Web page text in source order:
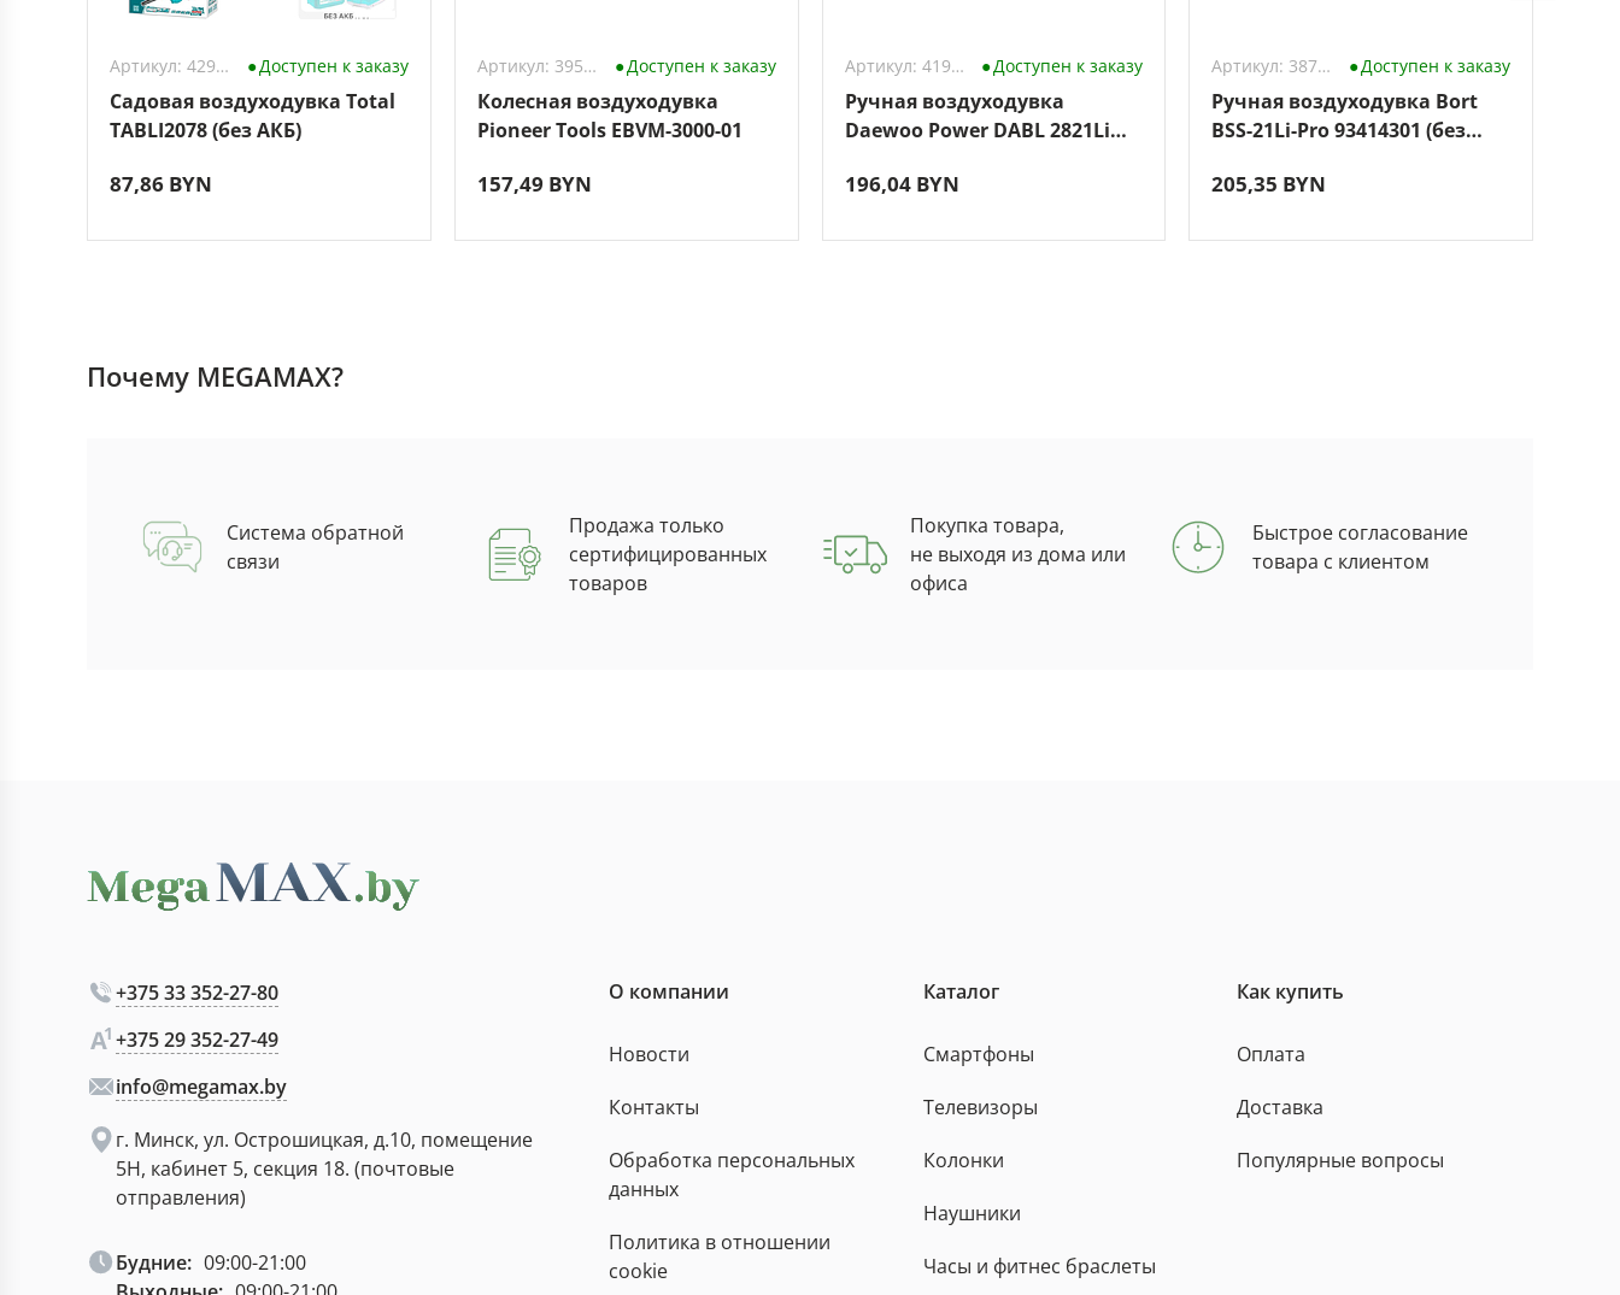
Артикул: 4296646 Доступен к заказу
Садовая воздуходувка Total
TABLI2078 (без АКБ)
87,86 BYN
Артикул: 3954642 Доступен к заказу
Колесная воздуходувка
Pioneer Tools EBVM-3000-01
157,49 BYN
Артикул: 4199878 Доступен к заказу
Ручная воздуходувка
Daewoo Power DABL 2821Li
196,04 BYN
Артикул: 3879584 Доступен к заказу
Ручная воздуходувка Bort
BSS-21Li-Pro 93414301 (без
205,35 BYN
Почему MEGAMAX?
Система обратной
связи
Продажа только
сертифицированных
товаров
Покупка товара,
не выходя из дома или
офиса
Быстрое согласование
товара с клиентом
+375 33 352-27-80
+375 29 352-27-49
info@megamax.by
г. Минск, ул. Острошицкая, д.10, помещение
5Н, кабинет 5, секция 18. (почтовые
отправления)
Будние: 09:00-21:00
О компании
Новости
Контакты
Обработка персональных
данных
Политика в отношении
cookie
Каталог
Смартфоны
Телевизоры
Колонки
Наушники
Часы и фитнес браслеты
Как купить
Оплата
Доставка
Популярные вопросы